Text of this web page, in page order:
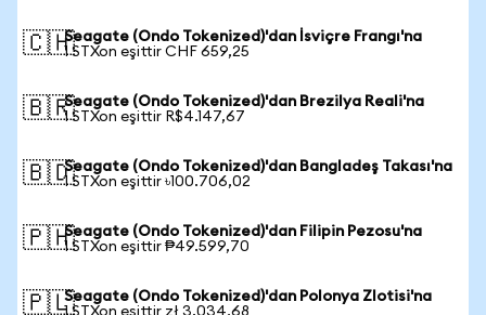
🇨🇭Seagate (Ondo Tokenized)'dan İsviçre Frangı'na
1 STXon eşittir CHF 659,25
🇧🇷Seagate (Ondo Tokenized)'dan Brezilya Reali'na
1 STXon eşittir R$4.147,67
🇧🇩Seagate (Ondo Tokenized)'dan Bangladeş Takası'na
1 STXon eşittir ৳100.706,02
🇵🇭Seagate (Ondo Tokenized)'dan Filipin Pezosu'na
1 STXon eşittir ₱49.599,70
🇵🇱Seagate (Ondo Tokenized)'dan Polonya Zlotisi'na
1 STXon eşittir zł 3.034,68